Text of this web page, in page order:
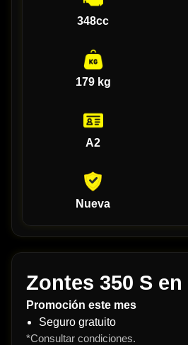
348cc
179 kg
A2
Nueva
Zontes 350 S
Promoción este mes
Seguro gratuito
*Consultar condiciones.